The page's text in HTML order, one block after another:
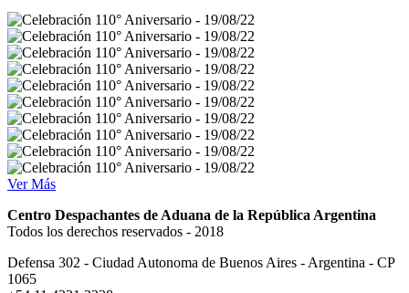
Ver Más
Centro Despachantes de Aduana de la República Argentina
Todos los derechos reservados - 2018
Defensa 302 - Ciudad Autonoma de Buenos Aires - Argentina - CP
1065